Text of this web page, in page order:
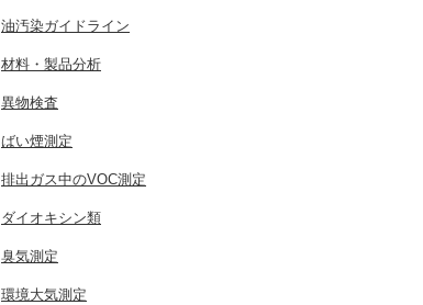
油汚染ガイドライン
材料・製品分析
異物検査
ばい煙測定
排出ガス中のVOC測定
ダイオキシン類
臭気測定
環境大気測定